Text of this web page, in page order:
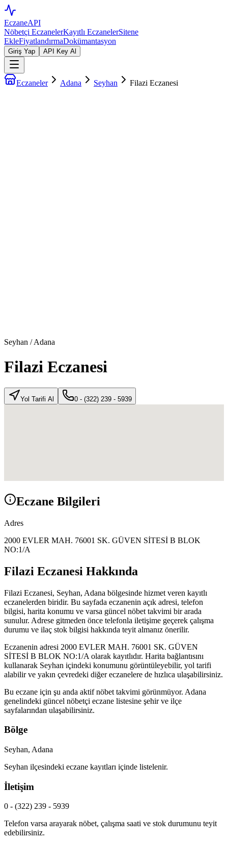
EczaneAPI
Nöbetçi EczanelerKayıtlı EczanelerSitene
EkleFiyatlandırmaDokümantasyon
Giriş Yap API Key Al
Eczaneler Adana Seyhan Filazi Eczanesi
Seyhan /Adana
Filazi Eczanesi
Yol Tarifi Al 0 - (322) 239 - 5939
Eczane Bilgileri
Adres
2000 EVLER MAH. 76001 SK. GÜVEN SİTESİ B BLOK
NO:1/A
Filazi Eczanesi Hakkında
Filazi Eczanesi, Seyhan, Adana bölgesinde hizmet veren kayıtlı
eczanelerden biridir. Bu sayfada eczanenin açık adresi, telefon
bilgisi, harita konumu ve varsa güncel nöbet takvimi bir arada
sunulur. Adrese gitmeden önce telefonla iletişime geçerek çalışma
durumu ve ilaç stok bilgisi hakkında teyit almanız önerilir.
Eczanenin adresi 2000 EVLER MAH. 76001 SK. GÜVEN
SİTESİ B BLOK NO:1/A olarak kayıtlıdır. Harita bağlantısını
kullanarak Seyhan içindeki konumunu görüntüleyebilir, yol tarifi
alabilir ve yakın çevredeki diğer eczanelere de hızlıca ulaşabilirsiniz.
Bu eczane için şu anda aktif nöbet takvimi görünmüyor. Adana
genelindeki güncel nöbetçi eczane listesine şehir ve ilçe
sayfalarından ulaşabilirsiniz.
Bölge
Seyhan, Adana
Seyhan ilçesindeki eczane kayıtları içinde listelenir.
İletişim
0 - (322) 239 - 5939
Telefon varsa arayarak nöbet, çalışma saati ve stok durumunu teyit
edebilirsiniz.